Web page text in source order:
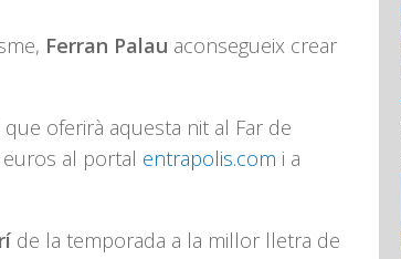
Ferran Palau aconsegueix crear
oferirà aquesta nit al Far de
al portal entrapolis.com i a
de la temporada a la millor lletra de